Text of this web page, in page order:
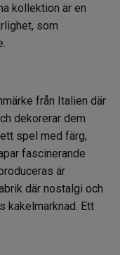
kollektion är en
som
från Italien där
dekorerar dem
spel med färg,
fascinerande
är
där nostalgi och
kakelmarknad. Ett